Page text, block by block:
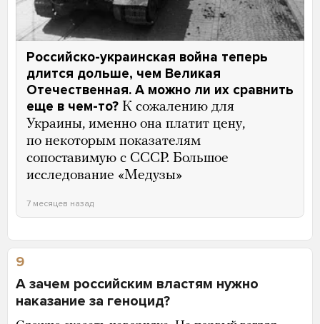
Российско-украинская война теперь
длится дольше, чем Великая
Отечественная. А можно ли их сравнить
еще в чем-то? К сожалению для
Украины, именно она платит цену,
по некоторым показателям
сопоставимую с СССР. Большое
исследование «Медузы»
7 месяцев назад
9
А зачем российским властям нужно
наказание за геноцид?